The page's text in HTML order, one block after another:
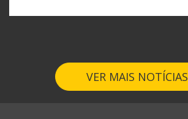
VER MAIS NOTÍCIAS